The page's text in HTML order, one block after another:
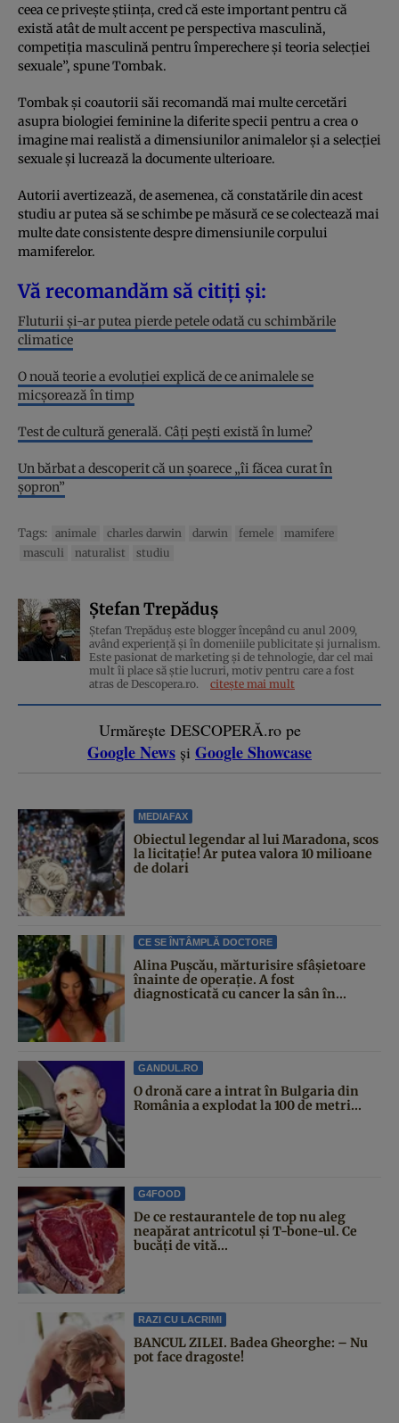
ceea ce privește știința, cred că este important pentru că
există atât de mult accent pe perspectiva masculină,
competiția masculină pentru împerechere și teoria selecției
sexuale”, spune Tombak.
Tombak și coautorii săi recomandă mai multe cercetări
asupra biologiei feminine la diferite specii pentru a crea o
imagine mai realistă a dimensiunilor animalelor și a selecției
sexuale și lucrează la documente ulterioare.
Autorii avertizează, de asemenea, că constatările din acest
studiu ar putea să se schimbe pe măsură ce se colectează mai
multe date consistente despre dimensiunile corpului
mamiferelor.
Vă recomandăm să citiți și:
Fluturii și-ar putea pierde petele odată cu schimbările
climatice
O nouă teorie a evoluției explică de ce animalele se
micșorează în timp
Test de cultură generală. Câți pești există în lume?
Un bărbat a descoperit că un șoarece „îi făcea curat în
șopron”
Tags: animale charles darwin darwin femele
mamifere
masculi
naturalist studiu
Ștefan Trepăduș
Ștefan Trepăduș este blogger începând cu anul 2009,
având experiență și în domeniile publicitate și jurnalism.
Este pasionat de marketing și de tehnologie, dar cel mai
mult îi place să știe lucruri, motiv pentru care a fost
atras de Descopera.ro.
citește mai mult
Urmărește DESCOPERĂ.ro pe
Google News și Google Showcase
MEDIAFAX
Obiectul legendar al lui Maradona, scos
la licitație! Ar putea valora 10 milioane
de dolari
CE SE ÎNTÂMPLĂ DOCTORE
Alina Pușcău, mărturisire sfâșietoare
înainte de operație. A fost
diagnosticată cu cancer la sân în...
GANDUL.RO
O dronă care a intrat în Bulgaria din
România a explodat la 100 de metri...
G4FOOD
De ce restaurantele de top nu aleg
neapărat antricotul și T-bone-ul. Ce
bucăți de vită...
RAZI CU LACRIMI
BANCUL ZILEI. Badea Gheorghe: – Nu
pot face dragoste!